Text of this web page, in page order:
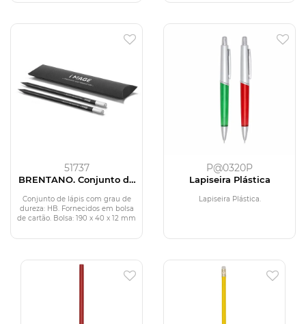
51737
BRENTANO. Conjunto de
Conjunto de lápis com grau de
dureza: HB. Fornecidos em bolsa
de cartão. Bolsa: 190 x 40 x 12 mm
P@0320P
Lapiseira Plástica
Lapiseira Plástica.